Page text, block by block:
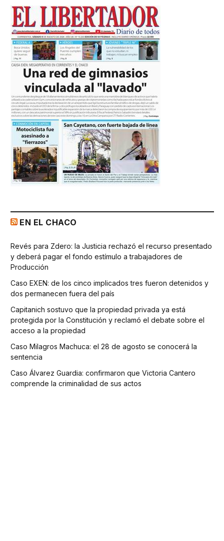
EN EL CHACO
Revés para Zdero: la Justicia rechazó el recurso presentado
y deberá pagar el fondo estímulo a trabajadores de
Producción
Caso EXEN: de los cinco implicados tres fueron detenidos y
dos permanecen fuera del país
Capitanich sostuvo que la propiedad privada ya está
protegida por la Constitución y reclamó el debate sobre el
acceso a la propiedad
Caso Milagros Machuca: el 28 de agosto se conocerá la
sentencia
Caso Álvarez Guardia: confirmaron que Victoria Cantero
comprende la criminalidad de sus actos